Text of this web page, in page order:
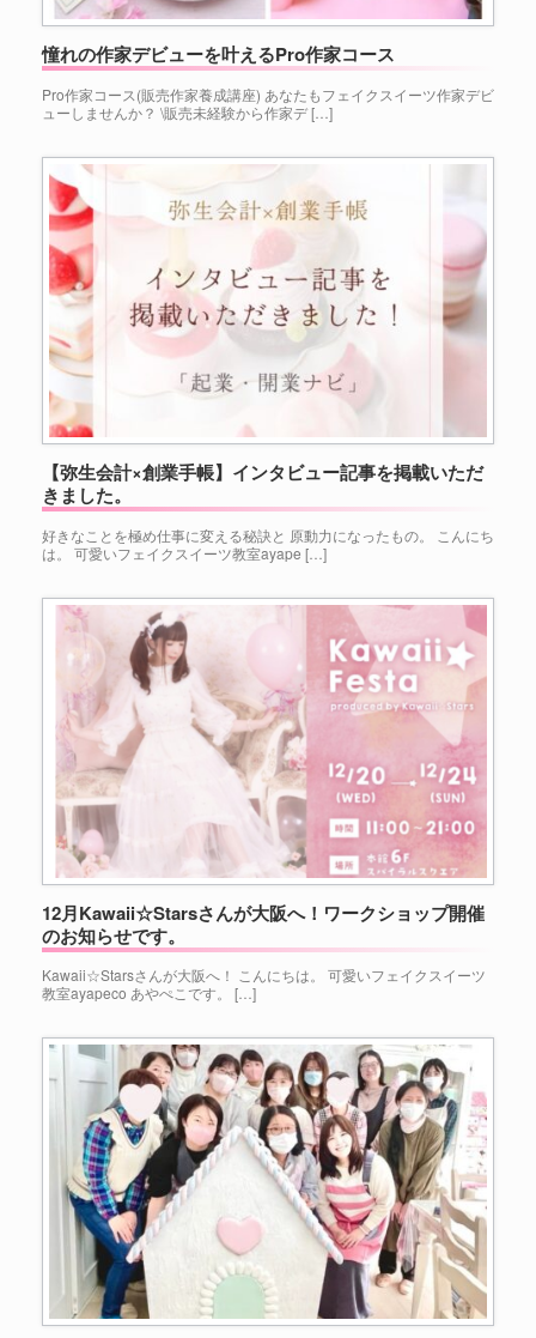
憧れの作家デビューを叶えるPro作家コース
Pro作家コース(販売作家養成講座) あなたもフェイクスイーツ作家デビ
ューしませんか？ \販売未経験から作家デ […]
【弥生会計×創業手帳】インタビュー記事を掲載いただ
きました。
好きなことを極め仕事に変える秘訣と 原動力になったもの。 ⁡こんにち
は。 可愛いフェイクスイーツ教室ayape […]
12月Kawaii☆Starsさんが大阪へ！ワークショップ開催
のお知らせです。
Kawaii☆Starsさんが大阪へ！ こんにちは。 可愛いフェイクスイーツ
教室ayapeco あやぺこです。 […]